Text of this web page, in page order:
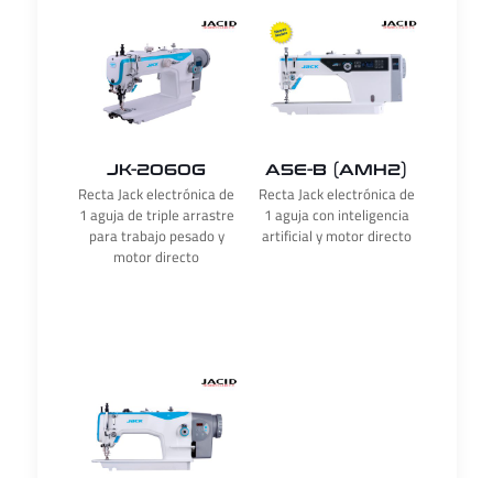
JK-2060G
Recta Jack electrónica de
1 aguja de triple arrastre
para trabajo pesado y
motor directo
A5E-B (AMH2)
Recta Jack electrónica de
1 aguja con inteligencia
artificial y motor directo